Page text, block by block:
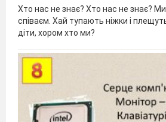
Хто нас не знає? Хто нас не знає?
співаєм. Хай тупають ніжки і
діти, хором хто ми?